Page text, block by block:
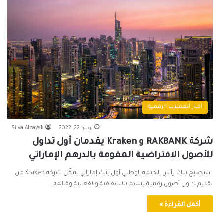
اخبار العملات الرقمية
Silva Alzayak يوليو 22, 2022
شركة RAKBANK و Kraken يقدمان أول تداول
للأصول الافتراضية المقومة بالدرهم الإماراتي
سيصبح بنك رأس الخيمة الوطني أول بنك إماراتي يمكّن شركة Kraken من
تقديم تداول أصول رقمية يتسم بالشفافية والفعالية وقائمة…
أكمل القراءة »